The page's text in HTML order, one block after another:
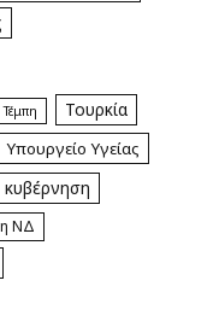
Τέμπη Τουρκία
Υπουργείο Υγείας
κυβέρνηση
ΝΔ